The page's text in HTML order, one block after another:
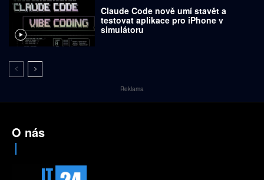
Claude Code nově umí stavět a
testovat aplikace pro iPhone v
simulátoru
Reklama
O nás